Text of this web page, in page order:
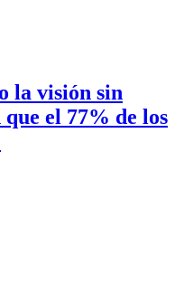
la visión sin
el 77% de los